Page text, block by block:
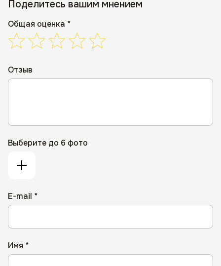
Поделитесь вашим мнением
Общая оценка *
Отзыв
Выберите до 6 фото
E-mail *
Имя *